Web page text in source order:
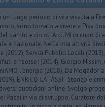
un lungo periodo di vita vissuta a
sono tornato a vivere a Pisa
partito e circoli Arci. Mi occupo di
e nazionale. Nella mia attività
(2012), Servizi Pubblici Locali
a risorse! (2014), Giorgio Nissim,
l'energia (2018), Da Mogador a
ENRICO CATASSI - Storico e
quotidiani online. Svolgo
Paesi in via di sviluppo. Curatore